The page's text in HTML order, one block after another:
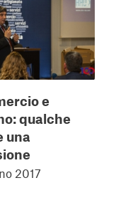
e
qualche
una
2017